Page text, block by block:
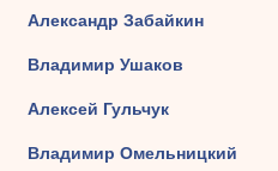
Александр Забайкин
Владимир Ушаков
Алексей Гульчук
Владимир Омельницкий